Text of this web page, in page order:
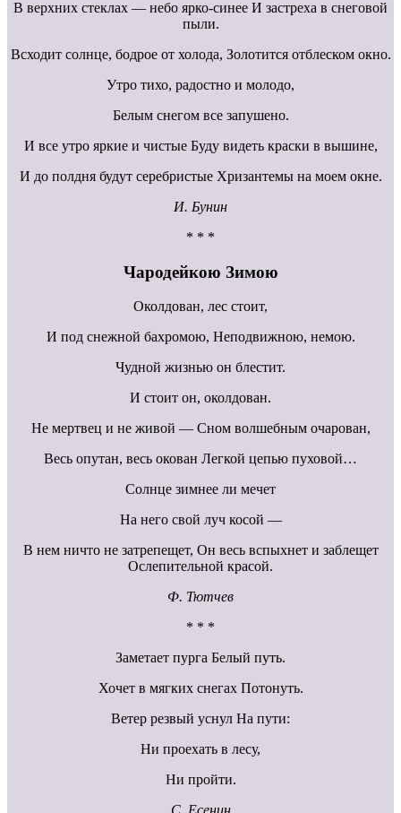
В верхних стеклах — небо ярко-синее И застреха в снеговой
пыли.
Всходит солнце, бодрое от холода, Золотится отблеском окно.
Утро тихо, радостно и молодо,
Белым снегом все запушено.
И все утро яркие и чистые Буду видеть краски в вышине,
И до полдня будут серебристые Хризантемы на моем окне.
И. Бунин
* * *
Чародейкою Зимою
Околдован, лес стоит,
И под снежной бахромою, Неподвижною, немою.
Чудной жизнью он блестит.
И стоит он, околдован.
Не мертвец и не живой — Сном волшебным очарован,
Весь опутан, весь окован Легкой цепью пуховой…
Солнце зимнее ли мечет
На него свой луч косой —
В нем ничто не затрепещет, Он весь вспыхнет и заблещет
Ослепительной красой.
Ф. Тютчев
* * *
Заметает пурга Белый путь.
Хочет в мягких снегах Потонуть.
Ветер резвый уснул На пути:
Ни проехать в лесу,
Ни пройти.